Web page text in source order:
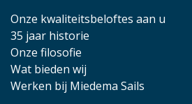
Onze kwaliteitsbeloftes aan u
35 jaar historie
Onze filosofie
Wat bieden wij
Werken bij Miedema Sails